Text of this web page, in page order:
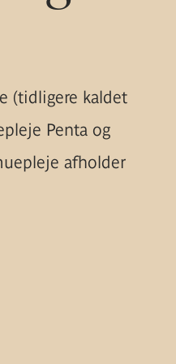
(tidligere kaldet
Penta og
afholder